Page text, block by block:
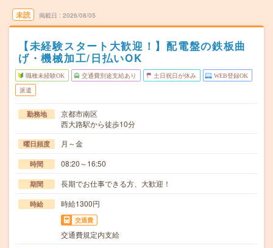
未読 掲載日 2026/08/05
【未経験スタート大歓迎！】配電盤の鉄板曲
げ・機械加工/日払いOK
職種未経験OK 交通費別途支給あり 土日祝日が休み WEB登録OK
派遣
勤務地
京都市南区
西大路駅から徒歩10分
曜日頻度 月～金
時間 08:20～16:50
期間 長期でお仕事できる方、大歓迎！
時給 時給1300円
交通費
交通費規定内支給